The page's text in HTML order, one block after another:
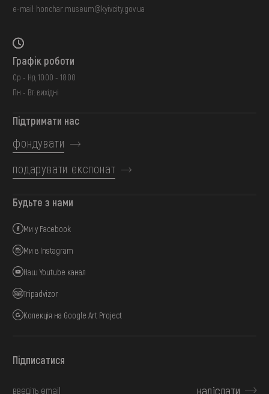
e-mail: honchar.museum@kyivcity.gov.ua
Графік роботи
Ср - Нд: 10:00 - 18:00
Пн - Вт: вихідні
Підтримати нас
фондувати
подарувати експонат
Будьте з нами
Ми у Facebook
Ми в Instagram
Наш Youtube канал
Tripadvizor
Колекція на Google Art Project
Підписатися
надіслати